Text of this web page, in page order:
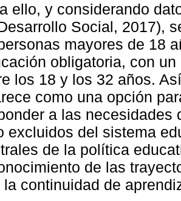
ello, y considerando
Social, 2017),
mayores de 18
obligatoria, con
los 18 y los 32 años.
como una opción
a las necesidades
excluidos del sistema
de la política
de las
la continuidad de